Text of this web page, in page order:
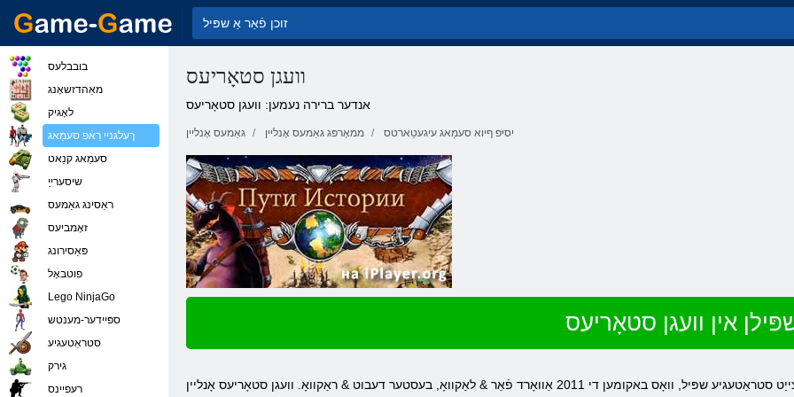
וועגן סטאָריעס
אנדער ברירה נעמען: וועגן סטאָריעס
גאַמעס אָנליין ממאָרפּג גאַמעס אָנליין יסיּפ ףיוא סעמַאג עיגעטַארטס
אין וועגן סטאָריעס
וועגן סטאָריעס אָנליין & נבספּ; - אַ קאָלעקטיוו מאַלטיפּלייער פאַקטיש צייַט סטראַטעגיע שפּיל, וואָס באקומען די 2011 אַוואָרד פֿאַר & לאַקוואָ, בעסטער דעבוט & ראַקוואָ. וועגן סטאָריעס אָנליין
בובבלעס
מאַהדזשאָנג
לאָגיק
ךעלגניי רַאֿפ סעמַאג
סעמַאג קנַאט
שיסערייַ
ראַסינג גאַמעס
זאָמביעס
פּאַסירונג
פוטבאָל
Lego NinjaGo
ספּיידער-מענטש
סטראַטעגיע
גירק
רעּפיינס